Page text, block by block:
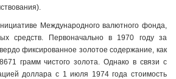
Международного валют­ного фонда,
средств. Первоначально в 1970 году за
фиксированное золо­тое содержание, как
грамм чистого золота. Однако в связи с
доллара с 1 июля 1974 года стоимость